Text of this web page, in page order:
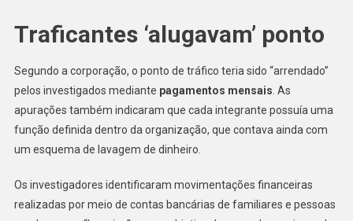
Traficantes ‘alugavam’ ponto
Segundo a corporação, o ponto de tráfico teria sido “arrendado”
pelos investigados mediante pagamentos mensais . As
apurações também indicaram que cada integrante possuía uma
função definida dentro da organização, que contava ainda com
um esquema de lavagem de dinheiro.
Os investigadores identificaram movimentações financeiras
realizadas por meio de contas bancárias de familiares e pessoas